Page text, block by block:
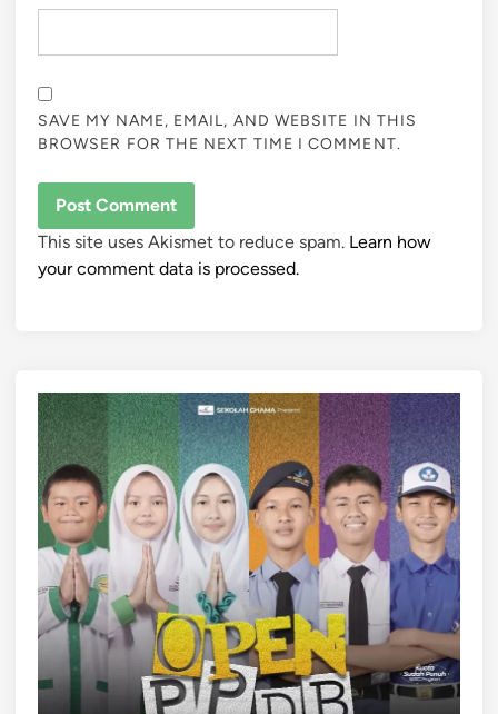
SAVE MY NAME, EMAIL, AND WEBSITE IN THIS
BROWSER FOR THE NEXT TIME I COMMENT.
This site uses Akismet to reduce spam. Learn how
your comment data is processed.